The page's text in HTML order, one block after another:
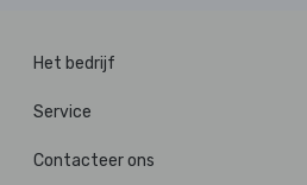
Het bedrijf
Service
Contacteer ons